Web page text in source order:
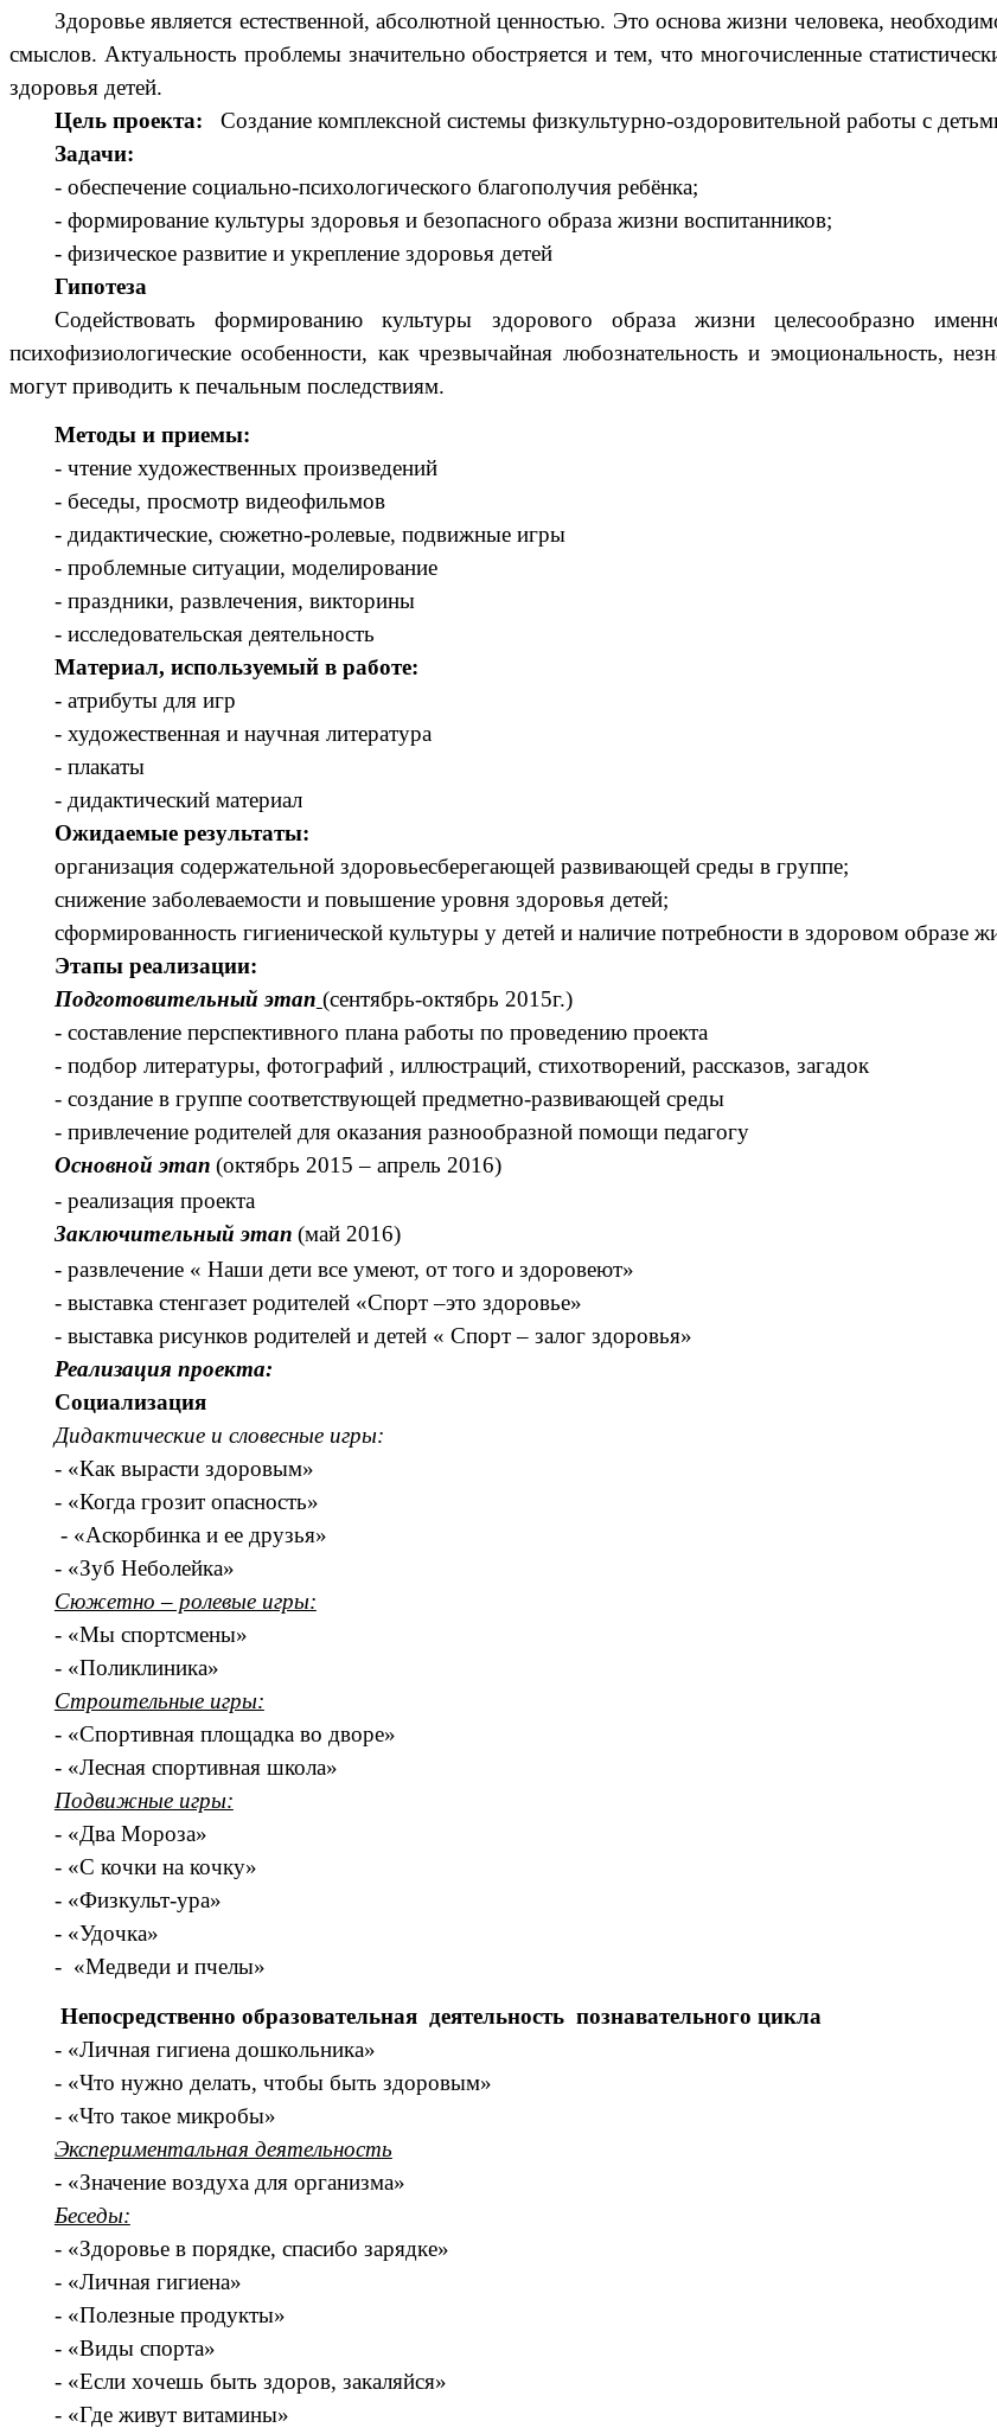
Здоровье является естественной, абсолютной ценностью. Это основа жизни человека,
смыслов. Актуальность проблемы значительно обостряется и тем, что многочисленные
здоровья детей.
Цель проекта: Создание комплексной системы физкультурно-оздоровительной работы с
Задачи:
- обеспечение социально-психологического благополучия ребёнка;
- формирование культуры здоровья и безопасного образа жизни воспитанников;
- физическое развитие и укрепление здоровья детей
Гипотеза
Содействовать формированию культуры здорового образа жизни целесообразно
психофизиологические особенности, как чрезвычайная любознательность и эмоциональность,
могут приводить к печальным последствиям.
Методы и приемы:
- чтение художественных произведений
- беседы, просмотр видеофильмов
- дидактические, сюжетно-ролевые, подвижные игры
- проблемные ситуации, моделирование
- праздники, развлечения, викторины
- исследовательская деятельность
Материал, используемый в работе:
- атрибуты для игр
- художественная и научная литература
- плакаты
- дидактический материал
Ожидаемые результаты:
организация содержательной здоровьесберегающей развивающей среды в группе;
снижение заболеваемости и повышение уровня здоровья детей;
сформированность гигиенической культуры у детей и наличие потребности в здоровом образе
Этапы реализации:
Подготовительный этап (сентябрь-октябрь 2015г.)
- составление перспективного плана работы по проведению проекта
- подбор литературы, фотографий , иллюстраций, стихотворений, рассказов, загадок
- создание в группе соответствующей предметно-развивающей среды
- привлечение родителей для оказания разнообразной помощи педагогу
Основной этап (октябрь 2015 – апрель 2016)
- реализация проекта
Заключительный этап (май 2016)
- развлечение « Наши дети все умеют, от того и здоровеют»
- выставка стенгазет родителей «Спорт –это здоровье»
- выставка рисунков родителей и детей « Спорт – залог здоровья»
Реализация проекта:
Социализация
Дидактические и словесные игры:
- «Как вырасти здоровым»
- «Когда грозит опасность»
- «Аскорбинка и ее друзья»
- «Зуб Неболейка»
Сюжетно – ролевые игры:
- «Мы спортсмены»
- «Поликлиника»
Строительные игры:
- «Спортивная площадка во дворе»
- «Лесная спортивная школа»
Подвижные игры:
- «Два Мороза»
- «С кочки на кочку»
- «Физкульт-ура»
- «Удочка»
- «Медведи и пчелы»
Непосредственно образовательная деятельность познавательного цикла
- «Личная гигиена дошкольника»
- «Что нужно делать, чтобы быть здоровым»
- «Что такое микробы»
Экспериментальная деятельность
- «Значение воздуха для организма»
Беседы:
- «Здоровье в порядке, спасибо зарядке»
- «Личная гигиена»
- «Полезные продукты»
- «Виды спорта»
- «Если хочешь быть здоров, закаляйся»
- «Где живут витамины»